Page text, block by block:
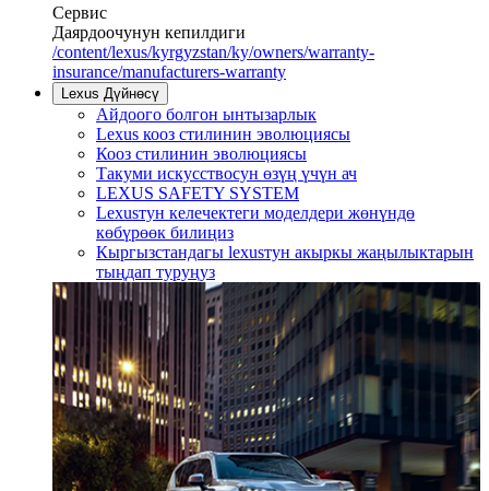
Сервис
Даярдоочунун кепилдиги
/content/lexus/kyrgyzstan/ky/owners/warranty-
insurance/manufacturers-warranty
Lexus Дүйнөсү
Айдоого болгон ынтызарлык
Lexus кооз стилинин эволюциясы
Кооз стилинин эволюциясы
Такуми искусствосун өзүң үчүн ач
LEXUS SAFETY SYSTEM
Lexusтун келечектеги моделдери жөнүндө
көбүрөөк билиңиз
Кыргызстандагы lexusтун акыркы жаңылыктарын
тыңдап туруңуз